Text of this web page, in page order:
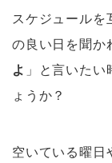
スケジュールを
の良い日を聞か
よ 」と言いた
ょうか？
空いている曜日